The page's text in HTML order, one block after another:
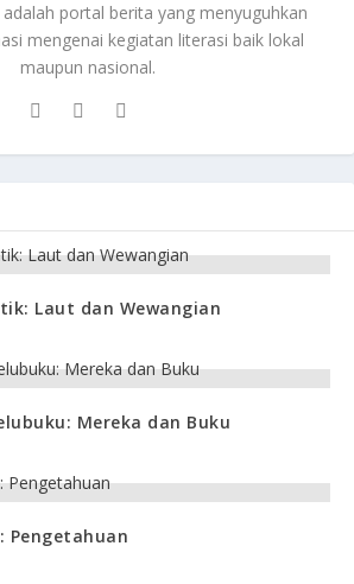
portal berita yang menyuguhkan
mengenai kegiatan literasi baik lokal
maupun nasional.
Laut dan Wewangian
Mereka dan Buku
Pengetahuan